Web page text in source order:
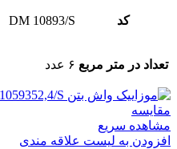
کد DM 10893/S
تعداد در متر مربع ۶ عدد
مقایسه
مشاهده سریع
افزودن به لیست علاقه مندی